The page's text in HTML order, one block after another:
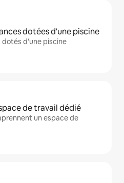
dotées d'une piscine
d'une piscine
de travail dédié
un espace de